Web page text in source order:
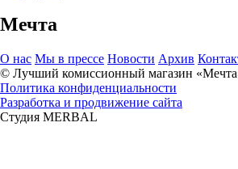
Мечта
О нас Мы в прессе Новости Архив
© Лучший комиссионный магазин
Политика конфиденциальности
Разработка и продвижение сайта
Студия MERBAL